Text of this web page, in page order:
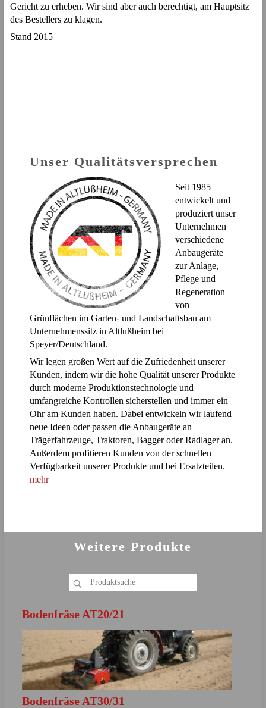
Gericht zu erheben. Wir sind aber auch berechtigt, am Hauptsitz
des Bestellers zu klagen.
Stand 2015
Unser Qualitätsversprechen
Seit 1985
entwickelt und
produziert unser
Unternehmen
verschiedene
Anbaugeräte
zur Anlage,
Pflege und
Regeneration
von
Grünflächen im Garten- und Landschaftsbau am
Unternehmenssitz in Altlußheim bei
Speyer/Deutschland.
Wir legen großen Wert auf die Zufriedenheit unserer
Kunden, indem wir die hohe Qualität unserer Produkte
durch moderne Produktionstechnologie und
umfangreiche Kontrollen sicherstellen und immer ein
Ohr am Kunden haben. Dabei entwickeln wir laufend
neue Ideen oder passen die Anbaugeräte an
Trägerfahrzeuge, Traktoren, Bagger oder Radlager an.
Außerdem profitieren Kunden von der schnellen
Verfügbarkeit unserer Produkte und bei Ersatzteilen.
mehr
Weitere Produkte
Bodenfräse AT20/21
Bodenfräse AT30/31